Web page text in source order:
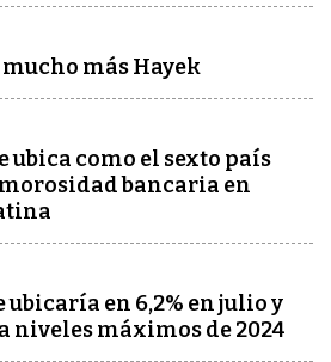
mucho más Hayek
ubica como el sexto país
bancaria en
en 6,2% en julio y
niveles máximos de 2024